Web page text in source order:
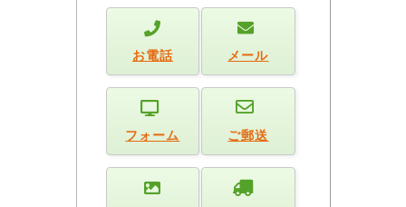
お電話 メール
フォーム ご郵送